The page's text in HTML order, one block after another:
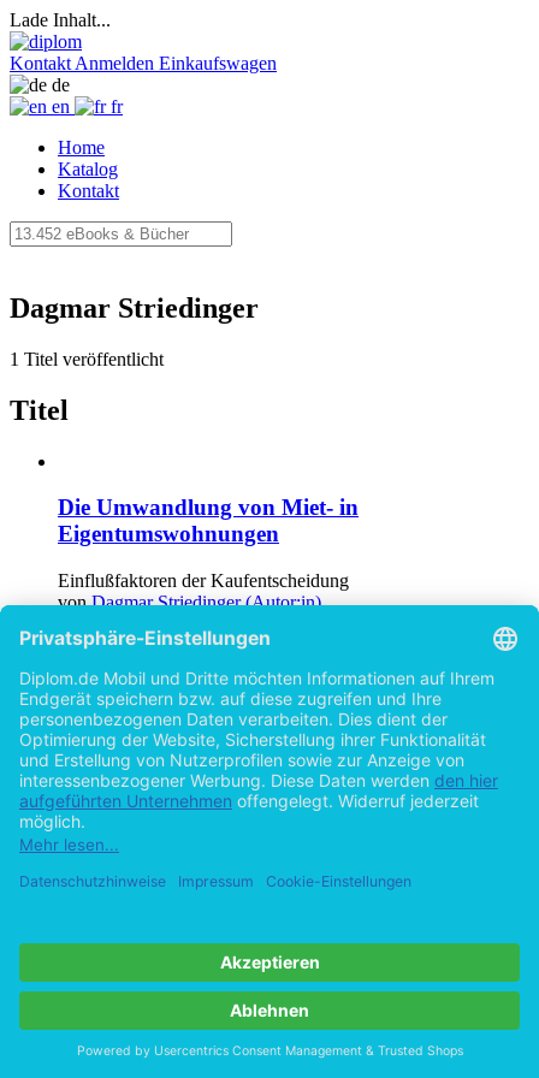
Lade Inhalt...
Kontakt Anmelden Einkaufswagen
de
en
fr
Home
Katalog
Kontakt
Dagmar Striedinger
1 Titel veröffentlicht
Titel
Die Umwandlung von Miet- in
Eigentumswohnungen
Einflußfaktoren der Kaufentscheidung
vonDagmar Striedinger (Autor:in)
Impressum
Datenschutz
AGB
Vertrag widerrufen
Zur Desktop-Version
Copyright ©Imprint in der Bedey & Thoms Media GmbH powered
by Open Publishing
Cookie-Einstellungen